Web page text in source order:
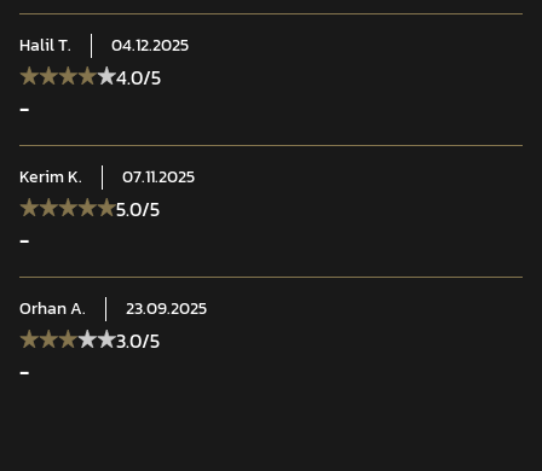
HalilT. 04.12.2025
4.0/5
-
KerimK. 07.11.2025
5.0/5
-
OrhanA. 23.09.2025
3.0/5
-